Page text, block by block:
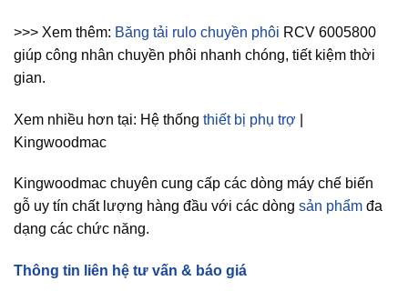
>>> Xem thêm: Băng tải rulo chuyền phôi RCV 6005800
giúp công nhân chuyền phôi nhanh chóng, tiết kiệm thời
gian.
Xem nhiều hơn tại: Hệ thống thiết bị phụ trợ
Kingwoodmac
Kingwoodmac chuyên cung cấp các dòng máy chế biến
gỗ uy tín chất lượng hàng đầu với các dòng sản phẩm đa
dạng các chức năng.
Thông tin liên hệ tư vấn & báo giá